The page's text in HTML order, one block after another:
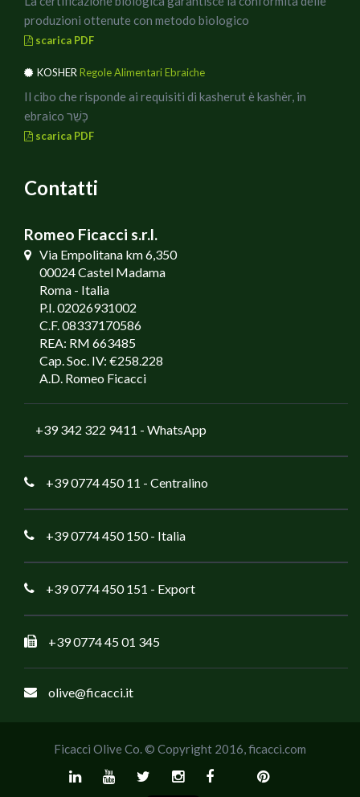
produzioni ottenute con metodo biologico
scarica PDF
KOSHERRegole Alimentari Ebraiche
Il cibo che risponde ai requisiti di kasherut è kashèr, in
ebraico כָּשֵׁר
scarica PDF
Contatti
Romeo Ficacci s.r.l.
Via Empolitana km 6,350
00024 Castel Madama
Roma - Italia
P.I. 02026931002
C.F. 08337170586
REA: RM 663485
Cap. Soc. IV: €258.228
A.D. Romeo Ficacci
+39 342 322 9411 - WhatsApp
+39 0774 450 11 - Centralino
+39 0774 450 150- Italia
+39 0774 450 151 - Export
+39 0774 45 01 345
olive@ficacci.it
Ficacci Olive Co. © Copyright 2016,ficacci.com